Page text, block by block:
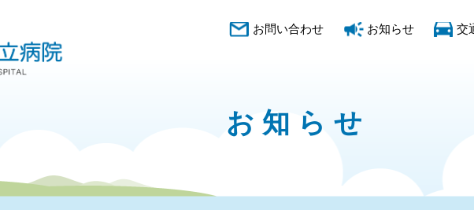
交
お知らせ
お問い合わせ
お知らせ